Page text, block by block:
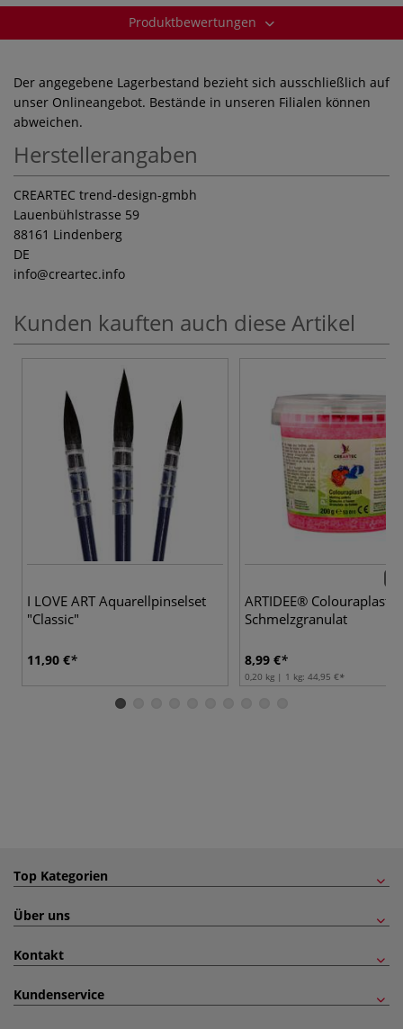
Produktbewertungen
Der angegebene Lagerbestand bezieht sich ausschließlich auf
unser Onlineangebot. Bestände in unseren Filialen können
abweichen.
Herstellerangaben
CREARTEC trend-design-gmbh
Lauenbühlstrasse 59
88161 Lindenberg
DE
info@creartec.info
Kunden kauften auch diese Artikel
I LOVE ART Aquarellpinselset
"Classic"
11,90 €
ARTIDEE® Colouraplast
Schmelzgranulat
8,99 €
0,20 kg | 1 kg: 44,95 €
Top Kategorien
Über uns
Kontakt
Kundenservice